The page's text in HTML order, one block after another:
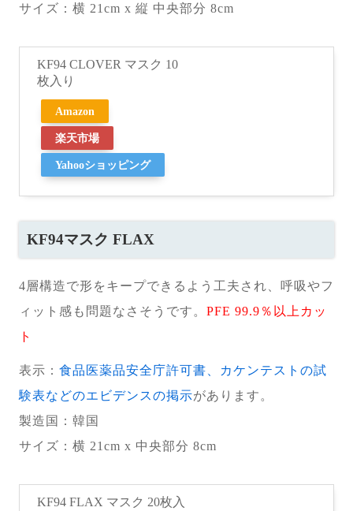
サイズ：横 21cm x 縦 中央部分 8cm
KF94 CLOVER マスク 10
枚入り
Amazon
楽天市場
Yahooショッピング
KF94マスク FLAX
4層構造で形をキープできるよう工夫され、呼吸やフ
ィット感も問題なさそうです。 PFE 99.9％以上カッ
ト
表示： 食品医薬品安全庁許可書、カケンテストの試
験表などのエビデンスの掲示があります。
製造国
：韓国
サイズ：横 21cm x 中央部分 8cm
KF94 FLAX マスク 20枚入